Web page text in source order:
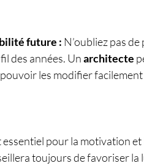
future : N’oubliez pas
des années. Un architecte
les modifier
essentiel pour la motivation
toujours de favoriser la